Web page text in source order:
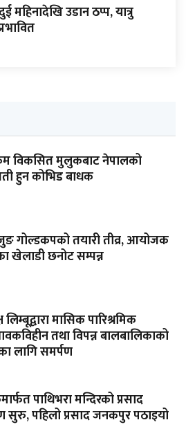
महिनादेखि उडान ठप्प, यात्रु
विकसित मुलुकबाट नेपालको
हुन कोभिड बाधक
गोल्डकपको तयारी तीव्र, आयोजक
खेलाडी छनोट सम्पन्न
मासिक पारिश्रमिक
तथा विपन्न बालबालिकाको
लागि समर्पण
पाथिभरा मन्दिरको प्रसाद
सुरु, पहिलो प्रसाद जनकपुर पठाइयो